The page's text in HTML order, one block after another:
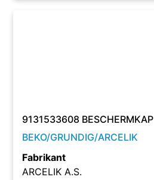
9131533608 BESCHERMKAP
BEKO/GRUNDIG/ARCELIK
Fabrikant
ARCELIK A.S.